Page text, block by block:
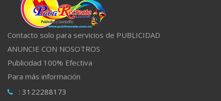
Contacto solo para servicios de PUBLICIDAD
ANUNCIE CON NOSOTROS
Publicidad 100% Efectiva
Para más información
: 3122288173